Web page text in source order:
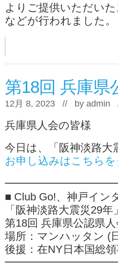
よりご提供いただい
などが行われました。
第18回 兵庫県
12月 8, 2023 // by admin
兵庫県人会の皆様
今日は、「阪神淡路大
お申し込みはこちらを
■ Club Go!、神戸イン
「阪神淡路大震災29
第18回 兵庫県公認県
場所：マンハッタン (
後援：在NY日本国総